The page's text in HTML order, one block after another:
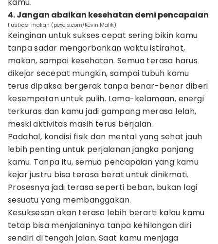
4. Jangan abaikan kesehatan demi pencapaian
Ilustrasi makan (pexels.com/Kevin Malik)
Keinginan untuk sukses cepat sering bikin kamu
tanpa sadar mengorbankan waktu istirahat,
makan, sampai kesehatan. Semua terasa harus
dikejar secepat mungkin, sampai tubuh kamu
terus dipaksa bergerak tanpa benar-benar diberi
kesempatan untuk pulih. Lama-kelamaan, energi
terkuras dan kamu jadi gampang merasa lelah,
meski aktivitas masih terus berjalan.
Padahal, kondisi fisik dan mental yang sehat jauh
lebih penting untuk perjalanan jangka panjang
kamu. Tanpa itu, semua pencapaian yang kamu
kejar justru bisa terasa berat untuk dinikmati.
Prosesnya jadi terasa seperti beban, bukan lagi
sesuatu yang membanggakan.
Kesuksesan akan terasa lebih berarti kalau kamu
tetap bisa menjalaninya tanpa kehilangan diri
sendiri di tengah jalan. Saat kamu menjaga